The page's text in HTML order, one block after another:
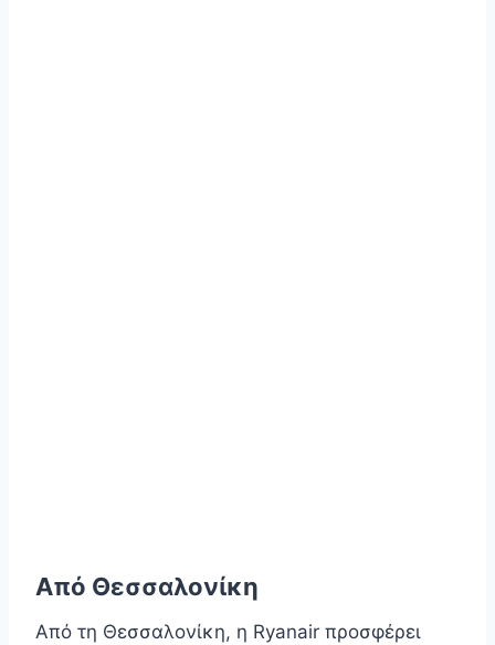
Από Θεσσαλονίκη
Από τη Θεσσαλονίκη, η Ryanair προσφέρει